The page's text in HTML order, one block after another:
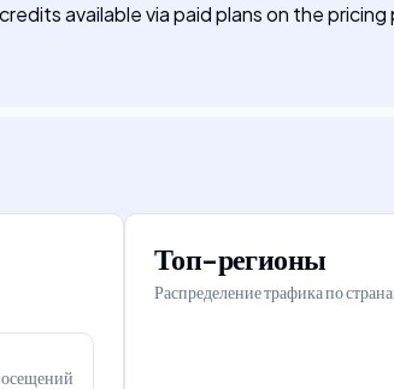
available via paid plans on the pricing
Топ-регионы
Распределение трафика по